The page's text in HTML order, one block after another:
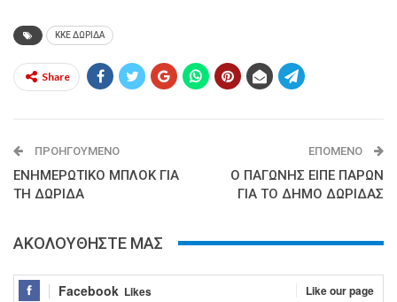
ΚΚΕ ΔΩΡΙΔΑ
Share
ΠΡΟΗΓΟΎΜΕΝΟ
ΕΝΗΜΕΡΩΤΙΚΟ ΜΠΛΟΚ ΓΙΑ
ΤΗ ΔΩΡΙΔΑ
ΕΠΌΜΕΝΟ
Ο ΠΑΓΩΝΗΣ ΕΙΠΕ ΠΑΡΩΝ
ΓΙΑ ΤΟ ΔΗΜΟ ΔΩΡΙΔΑΣ
ΑΚΟΛΟΥΘΗΣΤΕ ΜΑΣ
Facebook Likes Like our page